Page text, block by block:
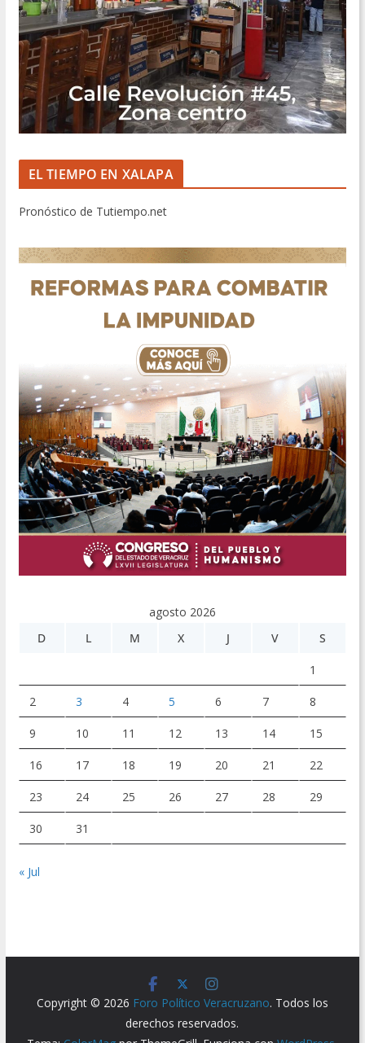
EL TIEMPO EN XALAPA
Pronóstico de Tutiempo.net
agosto 2026
D
L M X J V S
1
2 3 4 5 6 7 8
9 10 11 12 13 14 15
16 17 18 19 20 21 22
23 24 25 26 27 28 29
30 31
« Jul
Copyright © 2026 Foro Político Veracruzano. Todos los
derechos reservados.